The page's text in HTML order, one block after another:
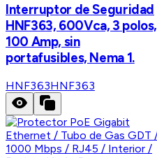
Interruptor de Seguridad
HNF363, 600Vca, 3 polos,
100 Amp, sin
portafusibles, Nema 1.
HNF363HNF363